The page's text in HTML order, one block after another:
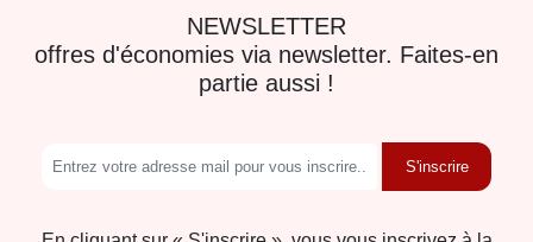
NEWSLETTER
offres d'économies via newsletter. Faites-en
partie aussi !
S'inscrire